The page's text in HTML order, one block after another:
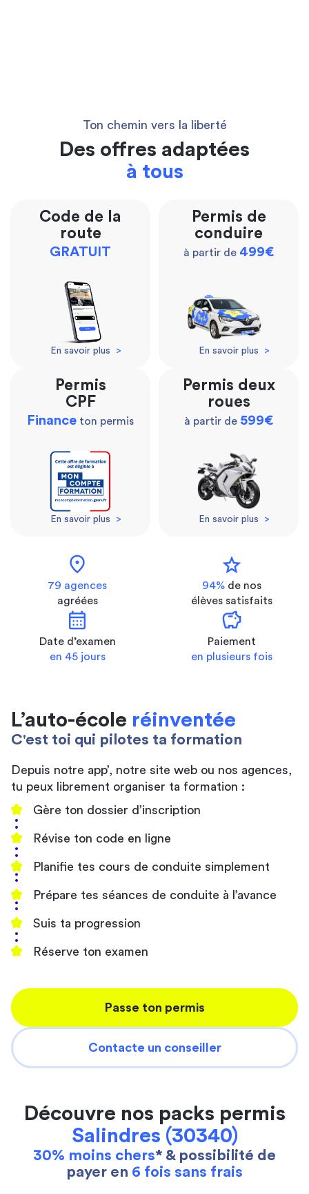
Ton chemin vers la liberté
Des offres adaptées
à tous
Code de la
route
GRATUIT
En savoir plus >
Permis de
conduire
à partir de 499€
En savoir plus >
Permis
CPF
Finance ton permis
En savoir plus >
Permis deux
roues
à partir de 599€
En savoir plus >
location_on
79 agences
agréées
star
94% de nos
élèves satisfaits
calendar_month
Date d’examen
en 45 jours
savings
Paiement
en plusieurs fois
L’auto-école réinventée
C'est toi qui pilotes ta formation
Depuis notre app’, notre site web ou nos agences,
tu peux librement organiser ta formation :
Gère ton dossier d’inscription
Révise ton code en ligne
Planifie tes cours de conduite simplement
Prépare tes séances de conduite à l’avance
Suis ta progression
Réserve ton examen
Passe ton permis
Contacte un conseiller
Découvre nos packs permis
Salindres (30340)
30% moins chers* & possibilité de
payer en 6 fois sans frais